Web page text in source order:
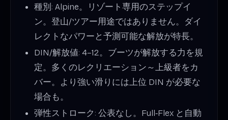
種別: Alpine。リゾート専用のステップイ
ン。登山/ツアー用途ではありません。ダイ
レクトなパワーと予測可能な解放が特長。
DIN/解放値: 4–12。ブーツが解放する力を規
定。多くのレクリエーション～上級者をカ
バー。より強い滑りには上位 DIN が必要な
場合も。
弾性ストローク: 公表なし。Full‑Flex と自動